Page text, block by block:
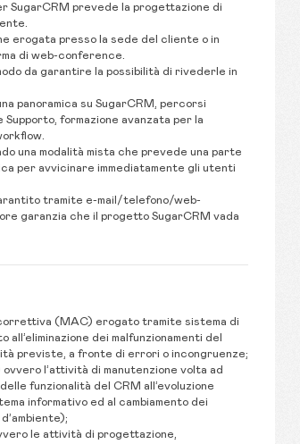
SugarCRM prevede la progettazione di
erogata presso la sede del cliente o in
di web-conference.
da garantire la possibilità di rivederle in
panoramica su SugarCRM, percorsi
formazione avanzata per la
una modalità mista che prevede una parte
per avvicinare immediatamente gli utenti
tramite e-mail/telefono/web-
garanzia che il progetto SugarCRM vada
(MAC) erogato tramite sistema di
dei malfunzionamenti del
previste, a fronte di errori o incongruenze;
l’attività di manutenzione volta ad
funzionalità del CRM all’evoluzione
informativo ed al cambiamento dei
le attività di progettazione,